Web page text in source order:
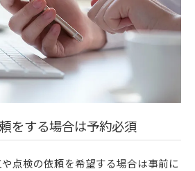
をする場合は予約必須
点検の依頼を希望する場合は事前に